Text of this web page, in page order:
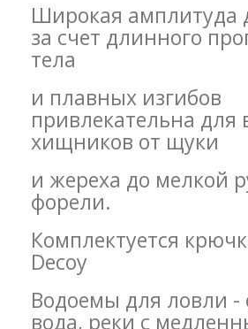
Широкая амплитуда
за счет длинного
тела
и плавных изгибов
привлекательна для
хищников от щуки
и жереха до мелкой
форели.
Комплектуется
Decoy
Водоемы для ловли -
вода, реки с